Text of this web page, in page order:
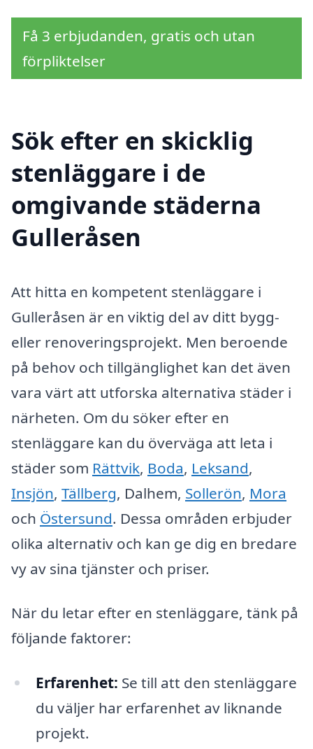
Få 3 erbjudanden, gratis och utan
förpliktelser
Sök efter en skicklig
stenläggare i de
omgivande städerna
Gulleråsen
Att hitta en kompetent stenläggare i
Gulleråsen är en viktig del av ditt bygg-
eller renoveringsprojekt. Men beroende
på behov och tillgänglighet kan det även
vara värt att utforska alternativa städer i
närheten. Om du söker efter en
stenläggare kan du överväga att leta i
städer som Rättvik, Boda, Leksand,
Insjön, Tällberg, Dalhem, Sollerön, Mora
och Östersund. Dessa områden erbjuder
olika alternativ och kan ge dig en bredare
vy av sina tjänster och priser.
När du letar efter en stenläggare, tänk på
följande faktorer:
Erfarenhet: Se till att den stenläggare
du väljer har erfarenhet av liknande
projekt.